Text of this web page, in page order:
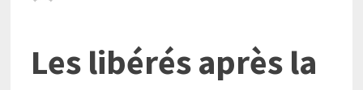
Les libérés après la